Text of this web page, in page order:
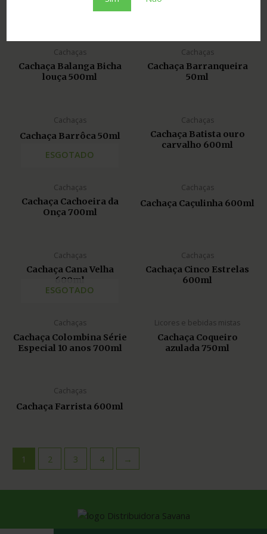
Cachaças
Cachaça Balanga Bicha
louça 500ml
Cachaças
Cachaça Barranqueira
50ml
Cachaças
Cachaça Barrôca 50ml
Cachaças
Cachaça Batista ouro
carvalho 600ml
ESGOTADO
Cachaças
Cachaça Cachoeira da
Onça 700ml
Cachaças
Cachaça Caçulinha 600ml
Cachaças
Cachaça Cana Velha
600ml
Cachaças
Cachaça Cinco Estrelas
600ml
ESGOTADO
Cachaças
Cachaça Colombina Série
Especial 10 anos 700ml
Licores e bebidas mistas
Cachaça Coqueiro
azulada 750ml
Cachaças
Cachaça Farrista 600ml
1 2 3 4 →